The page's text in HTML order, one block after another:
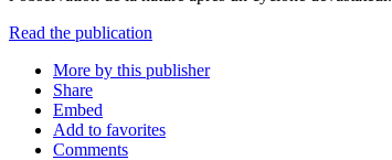
Read the publication
More by this publisher
Share
Embed
Add to favorites
Comments